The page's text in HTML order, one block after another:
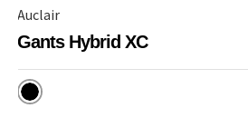
Auclair
Gants Hybrid XC
Noir